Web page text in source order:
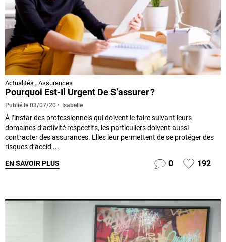
Actualités , Assurances
Pourquoi Est-Il Urgent De S’assurer ?
Publié le 03/07/20 Isabelle
À l’instar des professionnels qui doivent le faire suivant leurs
domaines d’activité respectifs, les particuliers doivent aussi
contracter des assurances. Elles leur permettent de se protéger des
risques d’accid ...
EN SAVOIR PLUS 0 192